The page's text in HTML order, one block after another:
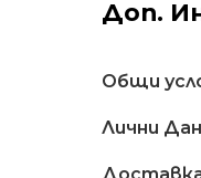
Доп.
Общи
Лични